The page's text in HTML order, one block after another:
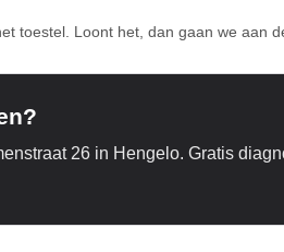
toestel. Loont het, dan gaan we aan
26 in Hengelo. Gratis